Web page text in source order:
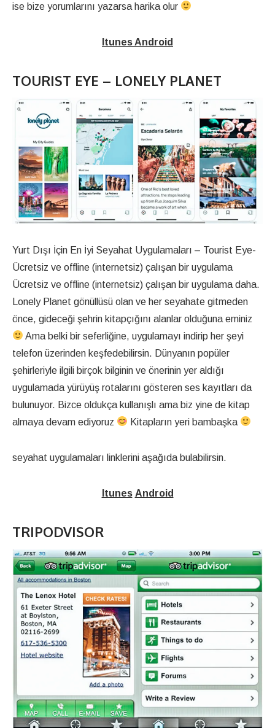
ise bize yorumlarını yazarsa harika olur
Itunes Android
TOURIST EYE – LONELY PLANET
Yurt Dışı İçin En İyi Seyahat Uygulamaları – Tourist Eye-
Ücretsiz ve offline (internetsiz) çalışan bir uygulama
Ücretsiz ve offline (internetsiz) çalışan bir uygulama daha.
Lonely Planet gönüllüsü olan ve her seyahate gitmeden
önce, gideceği şehrin kitapçığını alanlar olduğuna eminiz
Ama belki bir seferliğine, uygulamayı indirip her şeyi
telefon üzerinden keşfedebilirsin. Dünyanın popüler
şehirleriyle ilgili birçok bilginin ve önerinin yer aldığı
uygulamada yürüyüş rotalarını gösteren ses kayıtları da
bulunuyor. Bizce oldukça kullanışlı ama biz yine de kitap
almaya devam ediyoruz
Kitapların yeri bambaşka
seyahat uygulamaları linklerini aşağıda bulabilirsin.
Itunes Android
TRIPODVISOR